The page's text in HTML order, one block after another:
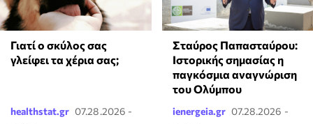
Γιατί ο σκύλος σας
γλείφει τα χέρια σας;
healthstat.gr 07.28.2026 -
Σταύρος Παπασταύρου:
Ιστορικής σημασίας η
παγκόσμια αναγνώριση
του Ολύμπου
ienergeia.gr 07.28.2026 -